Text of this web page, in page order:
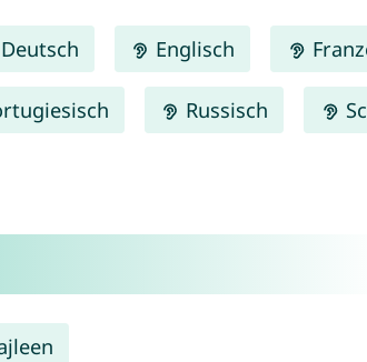
Deutsch Englisch
Russisch